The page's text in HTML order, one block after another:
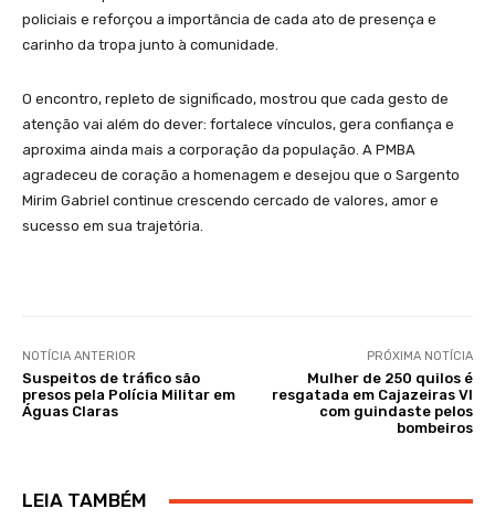
policiais e reforçou a importância de cada ato de presença e
carinho da tropa junto à comunidade.
O encontro, repleto de significado, mostrou que cada gesto de
atenção vai além do dever: fortalece vínculos, gera confiança e
aproxima ainda mais a corporação da população. A PMBA
agradeceu de coração a homenagem e desejou que o Sargento
Mirim Gabriel continue crescendo cercado de valores, amor e
sucesso em sua trajetória.
NOTÍCIA ANTERIOR
Suspeitos de tráfico são
presos pela Polícia Militar em
Águas Claras
PRÓXIMA NOTÍCIA
Mulher de 250 quilos é
resgatada em Cajazeiras VI
com guindaste pelos
bombeiros
LEIA TAMBÉM